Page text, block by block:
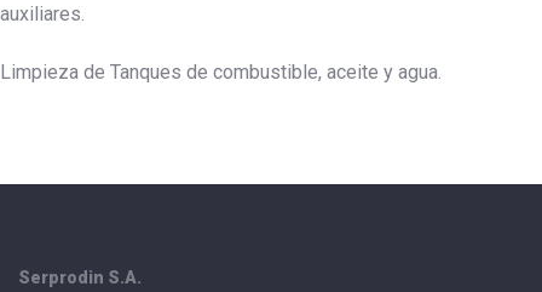
auxiliares.
Limpieza de Tanques de combustible, aceite y agua.
Serprodin S.A.